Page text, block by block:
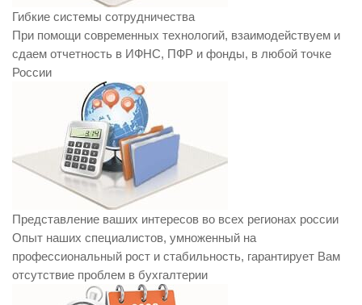
Гибкие системы сотрудничества
При помощи современных технологий, взаимодействуем и
сдаем отчетность в ИФНС, ПФР и фонды, в любой точке
России
Представление ваших интересов во всех регионах россии
Опыт наших специалистов, умноженный на
профессиональный рост и стабильность, гарантирует Вам
отсутствие проблем в бухгалтерии